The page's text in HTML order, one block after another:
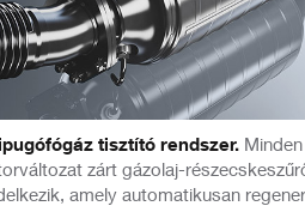
tisztító rendszer. Minden
zárt gázolaj-
amely automatikusan